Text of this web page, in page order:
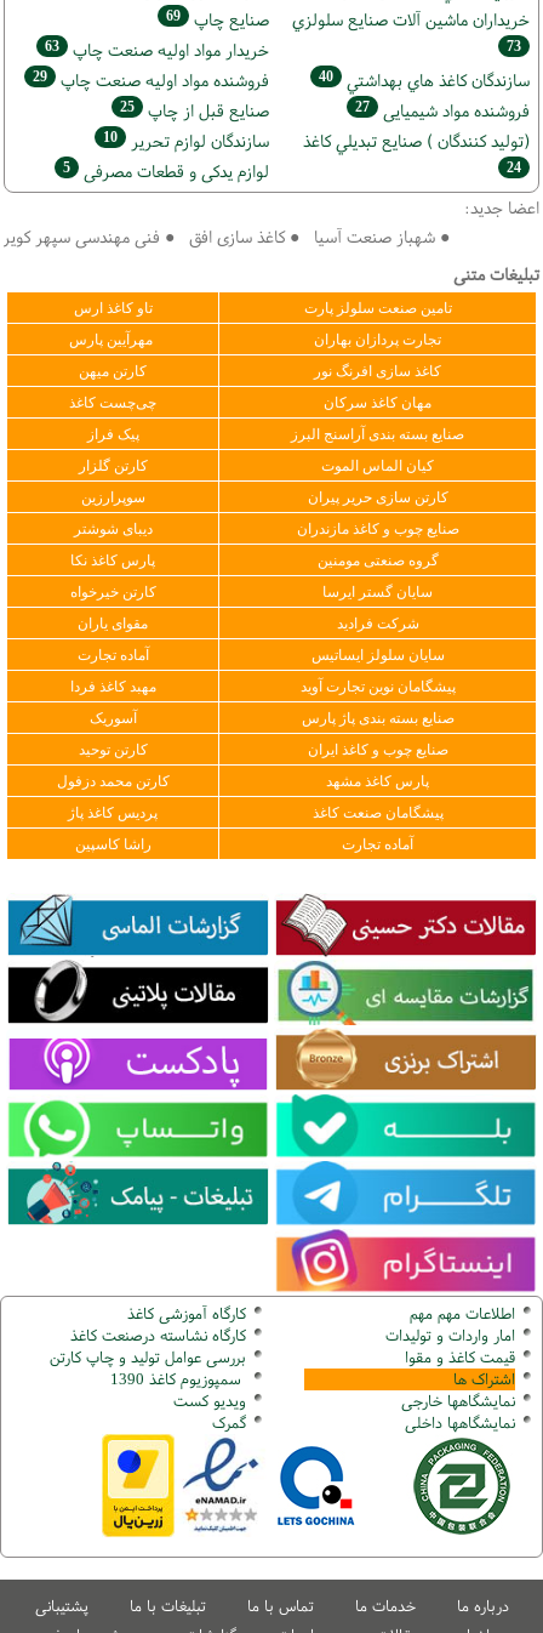
خریداران ماشين آلات صنايع سلولزي
73
صنايع چاپ 69
خريدار مواد اوليه صنعت چاپ 63
سازندگان كاغذ هاي بهداشتي 40 فروشنده مواد اوليه صنعت چاپ 29
فروشنده مواد شیمیایی 27 صنايع قبل از چاپ 25
(تولید كنندگان ) صنايع تبديلي كاغذ
24
سازندگان لوازم تحریر 10
لوازم یدکی و قطعات مصرفی 5
اعضا جدید:
● شهباز صنعت آسیا ● کاغذ سازی افق ● فنی مهندسی سپهر کویر
تبلیغات متنی
تامین صنعت سلولز پارت
تاو کاغذ ارس
تجارت پردازان بهاران
مهرآیین پارس
کاغذ سازی افرنگ نور
کارتن میهن
مهان کاغذ سرکان
چی‌چست کاغذ
صنایع بسته بندی آراسنج البرز
پیک فراز
کیان الماس الموت
کارتن گلزار
کارتن سازی حریر پیران
سوپرارزین
صنایع چوب و کاغذ مازندران
دیبای شوشتر
گروه صنعتی مومنین
پارس کاغذ نکا
سایان گستر ایرسا
کارتن خیرخواه
شرکت فرادید
مقوای یاران
سایان سلولز ایساتیس
آماده تجارت
پیشگامان نوین تجارت آوید
مهبد کاغذ فردا
صنایع بسته بندی پاژ پارس
آسوریک
صنایع چوب و کاغذ ایران
کارتن توحید
پارس کاغذ مشهد
کارتن محمد دزفول
پیشگامان صنعت کاغذ
پردیس کاغذ پاژ
آماده تجارت
راشا کاسپین
اطلاعات مهم مهم
امار واردات و تولیدات
قیمت کاغذ و مقوا
اشتراک ها
نمایشگاهها خارجی
نمایشگاهها داخلی
کارگاه آموزشی کاغذ
کارگاه نشاسته درصنعت کاغذ
بررسی عوامل تولید و چاپ کارتن
سمپوزیوم کاغذ 1390
ویدیو کست
گمرک
درباره ما خدمات ما تماس با ما تبلیغات با ما
پشتیبانی